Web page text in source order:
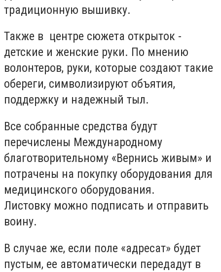
традиционную вышивку.
Также в центре сюжета открыток -
детские и женские руки. По мнению
волонтеров, руки, которые создают такие
обереги, символизируют объятия,
поддержку и надежный тыл.
Все собранные средства будут
перечислены Международному
благотворительному «Вернись живым» и
потрачены на покупку оборудования для
медицинского оборудования.
Листовку можно подписать и отправить
воину.
В случае же, если поле «адресат» будет
пустым, ее автоматически передадут в